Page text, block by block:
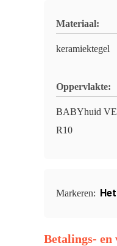
Materiaal:
keramiektegel
Oppervlakte:
BABYhuid
R10
Markeren:
Betalings- en